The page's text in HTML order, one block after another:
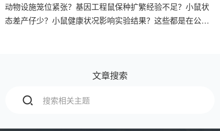
动物设施笼位紧张？基因工程鼠保种扩繁经验不足？小鼠状
态差产仔少？小鼠健康状况影响实验结果？这些都是在公共
文章搜索